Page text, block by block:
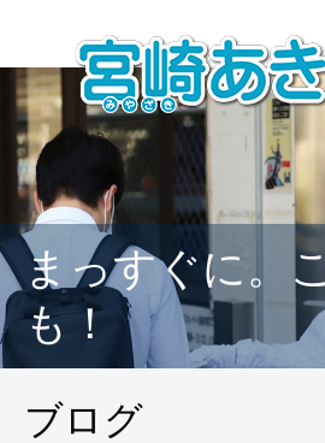
まっすぐに。
も！
ブログ